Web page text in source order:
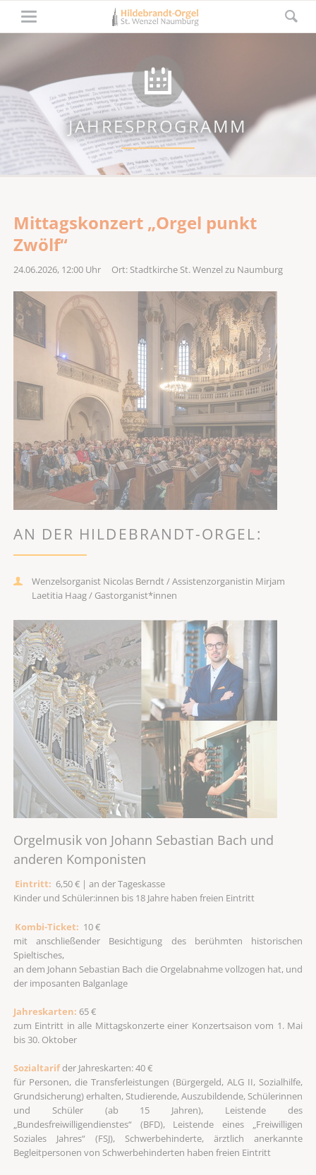
JAHRESPROGRAMM
Mittagskonzert „Orgel punkt
Zwölf“
24.06.2026, 12:00Uhr Ort: Stadtkirche St. Wenzel zu Naumburg
AN DER HILDEBRANDT-ORGEL:
Wenzelsorganist Nicolas Berndt / Assistenzorganistin Mirjam
Laetitia Haag / Gastorganist*innen
Orgelmusik von Johann Sebastian Bach und
anderen Komponisten
Eintritt: 6,50 € | an der Tageskasse
Kinder und Schüler:innen bis 18 Jahre haben freien Eintritt
Kombi-Ticket: 10 €
mit anschließender Besichtigung des berühmten historischen
Spieltisches,
an dem Johann Sebastian Bach die Orgelabnahme vollzogen hat, und
der imposanten Balganlage
Jahreskarten: 65 €
zum Eintritt in alle Mittagskonzerte einer Konzertsaison vom 1. Mai
bis 30. Oktober
Sozialtarifder Jahreskarten: 40 €
für Personen, die Transferleistungen (Bürgergeld, ALG II, Sozialhilfe,
Grundsicherung) erhalten, Studierende, Auszubildende, Schülerinnen
und Schüler (ab 15 Jahren), Leistende des
„Bundesfreiwilligendienstes“ (BFD), Leistende eines „Freiwilligen
Soziales Jahres“ (FSJ), Schwerbehinderte, ärztlich anerkannte
Begleitpersonen von Schwerbehinderten haben freien Eintritt